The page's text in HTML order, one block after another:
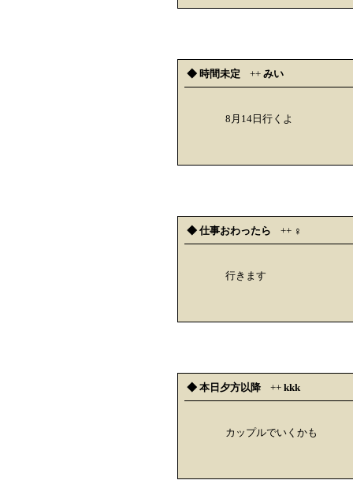
◆ 時間未定 ++ みい
8月14日行くよ
◆ 仕事おわったら ++ ♀
行きます
◆ 本日夕方以降 ++ kkk
カップルでいくかも